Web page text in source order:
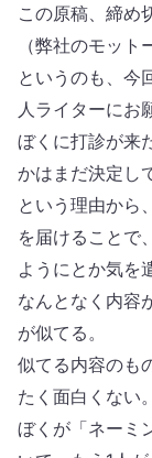
この原稿、締め
（弊社のモッ
というのも、今
人ライターにお
ぼくに打診が来
かはまだ決定し
という理由から
を届けることで
ようにとか気を
なんとなく内容
が似てる。
似てる内容のも
たく面白くない。
ぼくが「ネーミ